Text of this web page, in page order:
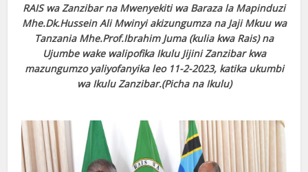
RAIS wa Zanzibar na Mwenyekiti wa Baraza la Mapinduzi
Mhe.Dk.Hussein Ali Mwinyi akizungumza na Jaji Mkuu wa
Tanzania Mhe.Prof.Ibrahim Juma (kulia kwa Rais) na
Ujumbe wake walipofika Ikulu Jijini Zanzibar kwa
mazungumzo yaliyofanyika leo 11-2-2023, katika ukumbi
wa Ikulu Zanzibar.(Picha na Ikulu)